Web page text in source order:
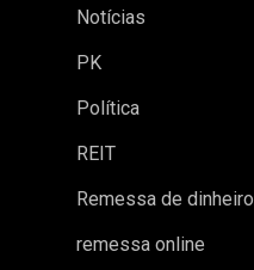
Notícias
PK
Política
REIT
Remessa de dinheiro
remessa online